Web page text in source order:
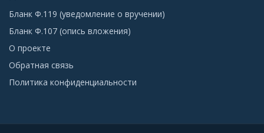
Бланк Ф.119 (уведомление о вручении)
Бланк Ф.107 (опись вложения)
О проекте
Обратная связь
Политика конфиденциальности